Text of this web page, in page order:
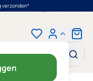
verzonden*
Cart